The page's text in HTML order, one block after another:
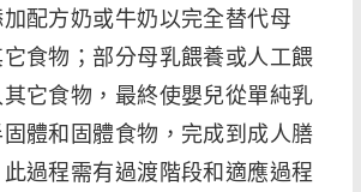
配方奶或牛奶以完全替代母
食物；部分母乳餵養或人工餵
它食物，最終使嬰兒從單純乳
體和固體食物，完成到成人膳
過程需有過渡階段和適應過程